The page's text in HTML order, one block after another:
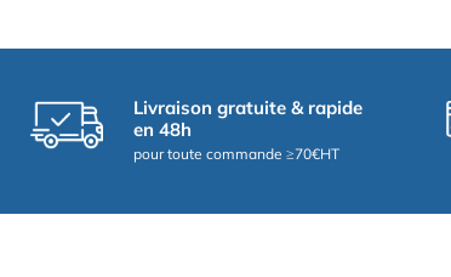
Livraison gratuite & rapide
en 48h
pour toute commande ≥70€HT